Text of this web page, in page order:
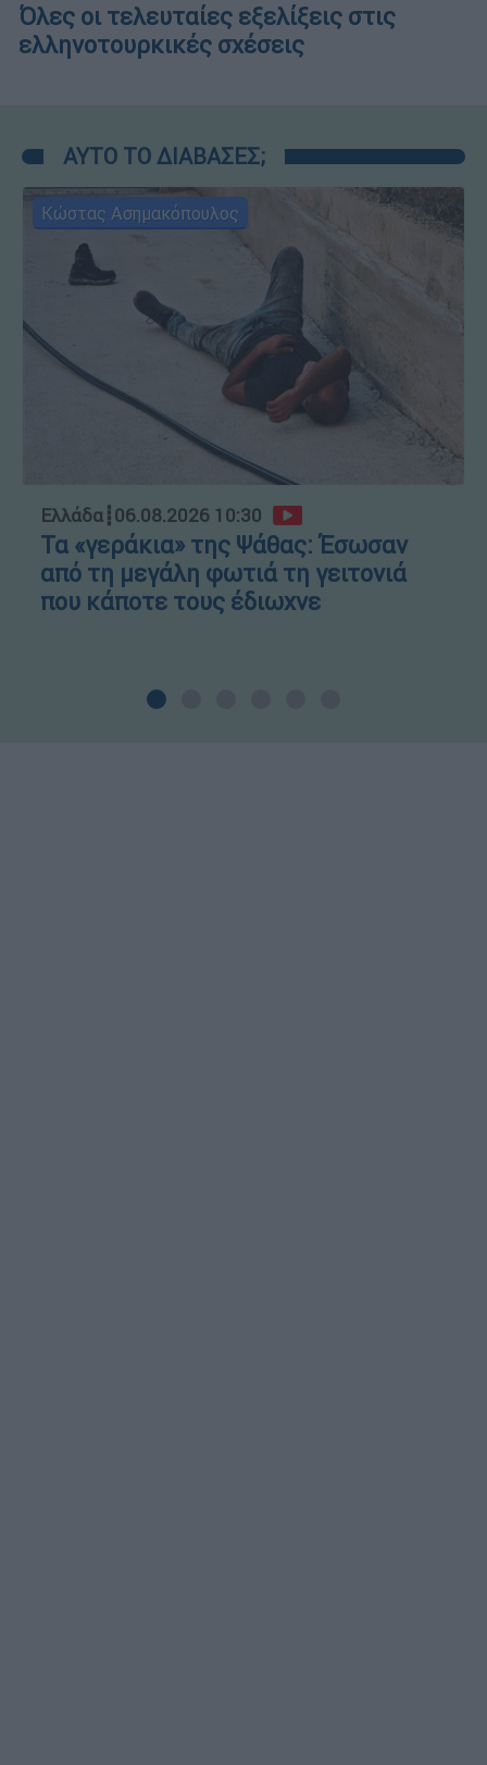
Όλες οι τελευταίες εξελίξεις στις
ελληνοτουρκικές σχέσεις
ΑΥΤΟ ΤΟ ΔΙΑΒΑΣΕΣ;
Κώστας Ασημακόπουλος
Ελλάδα┋06.08.2026 10:30
Τα «γεράκια» της Ψάθας: Έσωσαν
από τη μεγάλη φωτιά τη γειτονιά
που κάποτε τους έδιωχνε